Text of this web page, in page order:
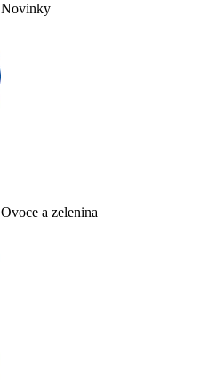
Novinky
Ovoce a zelenina